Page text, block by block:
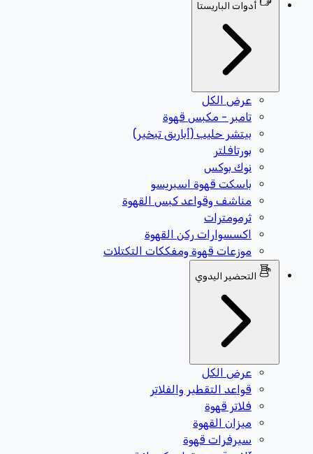
أدوات الباريستا
عرض الكل
تامبر - مكبس قهوة
بيتشر حليب (أباريق تبخير)
بورتافلتر
نوك بوكس
باسكت قهوة اسبريسو
مناشف وقواعد كبس القهوة
ثرمومترات
اكسسوارات ركن القهوة
موزعات قهوة ومفككات التكتلات
التحضير اليدوي
عرض الكل
قواعد التقطير والفلاتر
فلاتر قهوة
ميزان القهوة
سيرفرات قهوة